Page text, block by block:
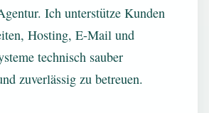
Ich unterstütze Kunden
Hosting, E-Mail und
technisch sauber
zuverlässig zu betreuen.